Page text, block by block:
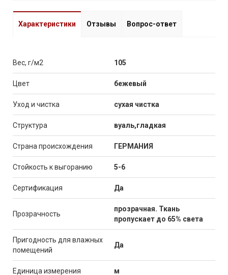
Характеристики Отзывы Вопрос-ответ
Вес, г/м2 105
Цвет бежевый
Уход и чистка сухая чистка
Структура вуаль,гладкая
Страна происхождения ГЕРМАНИЯ
Стойкость к выгоранию 5-6
Сертификация Да
Прозрачность
прозрачная. Ткань
пропускает до 65% света
Пригодность для влажных
помещений
Да
Единица измерения м